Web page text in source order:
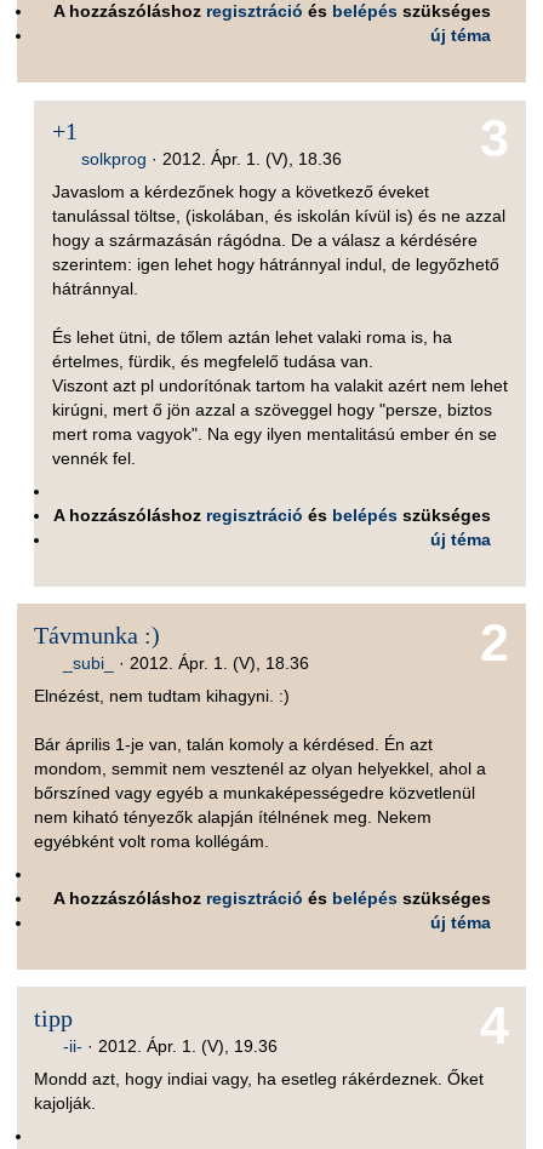
A hozzászóláshoz regisztráció és belépés szükséges
új téma
3
+1
solkprog · 2012. Ápr. 1. (V), 18.36
Javaslom a kérdezőnek hogy a következő éveket
tanulással töltse, (iskolában, és iskolán kívül is) és ne azzal
hogy a származásán rágódna. De a válasz a kérdésére
szerintem: igen lehet hogy hátránnyal indul, de legyőzhető
hátránnyal.
És lehet ütni, de tőlem aztán lehet valaki roma is, ha
értelmes, fürdik, és megfelelő tudása van.
Viszont azt pl undorítónak tartom ha valakit azért nem lehet
kirúgni, mert ő jön azzal a szöveggel hogy "persze, biztos
mert roma vagyok". Na egy ilyen mentalitású ember én se
vennék fel.
A hozzászóláshoz regisztráció és belépés szükséges
új téma
2
Távmunka :)
_subi_ · 2012. Ápr. 1. (V), 18.36
Elnézést, nem tudtam kihagyni. :)
Bár április 1-je van, talán komoly a kérdésed. Én azt
mondom, semmit nem vesztenél az olyan helyekkel, ahol a
bőrszíned vagy egyéb a munkaképességedre közvetlenül
nem kiható tényezők alapján ítélnének meg. Nekem
egyébként volt roma kollégám.
A hozzászóláshoz regisztráció és belépés szükséges
új téma
4
tipp
-ii- · 2012. Ápr. 1. (V), 19.36
Mondd azt, hogy indiai vagy, ha esetleg rákérdeznek. Őket
kajolják.